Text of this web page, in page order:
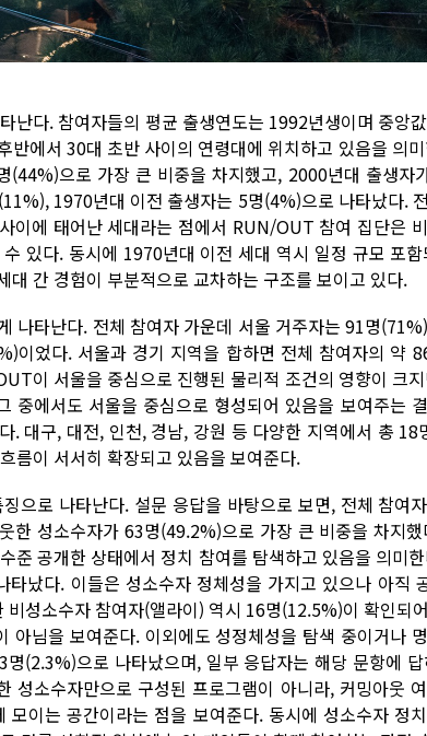
난다. 참여자들의 평균 출생연도는 1992년생이며 중앙
에서 30대 초반 사이의 연령대에 위치하고 있음을 의
으로 가장 큰 비중을 차지했고, 2000년대 출생자
1970년대 이전 출생자는 5명(4%)으로 나타났다.
에 태어난 세대라는 점에서 RUN/OUT 참여 집단은
있다. 동시에 1970년대 이전 세대 역시 일정 규모 포
간 경험이 부분적으로 교차하는 구조를 보이고 있다.
나타난다. 전체 참여자 가운데 서울 거주자는 91명
이었다. 서울과 경기 지역을 합하면 전체 참여자의 약
이 서울을 중심으로 진행된 물리적 조건의 영향이 크
중에서도 서울을 중심으로 형성되어 있음을 보여주는
. 대구, 대전, 인천, 경남, 강원 등 다양한 지역에서 총 18
름이 서서히 확장되고 있음을 보여준다.
으로 나타난다. 설문 응답을 바탕으로 보면, 전체 참여
한 성소수자가 63명(49.2%)으로 가장 큰 비중을 차지
준 공개한 상태에서 정치 참여를 탐색하고 있음을 의미
났다. 이들은 성소수자 정체성을 가지고 있으나 아직
비성소수자 참여자(앨라이) 역시 16명(12.5%)이 확인되
아님을 보여준다. 이외에도 성정체성을 탐색 중이거나
(2.3%)으로 나타났으며, 일부 응답자는 해당 문항에
성소수자만으로 구성된 프로그램이 아니라, 커밍아웃
이는 공간이라는 점을 보여준다. 동시에 성소수자 정